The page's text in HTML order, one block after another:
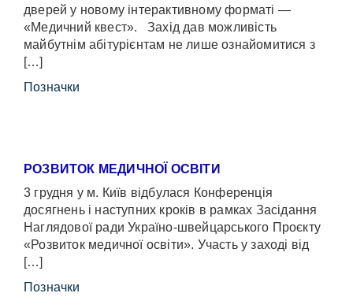
дверей у новому інтерактивному форматі —
«Медичний квест». Захід дав можливість
майбутнім абітурієнтам не лише ознайомитися з
[…]
Позначки
РОЗВИТОК МЕДИЧНОЇ ОСВІТИ
3 грудня у м. Київ відбулася Конференція
досягнень і наступних кроків в рамках Засідання
Наглядової ради Україно-швейцарського Проєкту
«Розвиток медичної освіти». Участь у заході від
[…]
Позначки